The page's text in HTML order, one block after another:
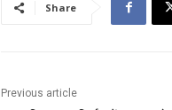
Share
Previous article